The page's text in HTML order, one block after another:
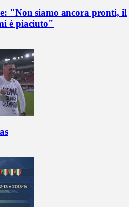
"Non siamo ancora pronti, il
è piaciuto"